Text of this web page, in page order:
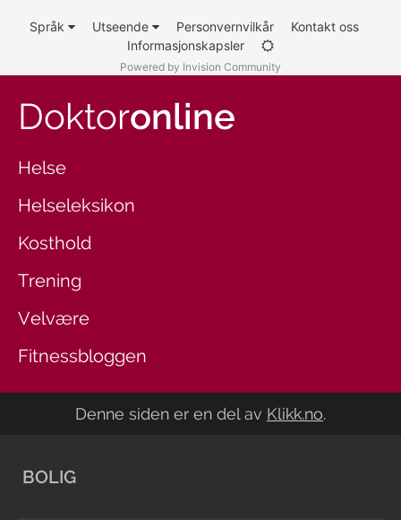
Språk Utseende Personvernvilkår
Kontakt oss
Informasjonskapsler
Powered by Invision Community
Doktoronline
Helse
Helseleksikon
Kosthold
Trening
Velvære
Fitnessbloggen
Denne siden er en del av Klikk.no.
BOLIG